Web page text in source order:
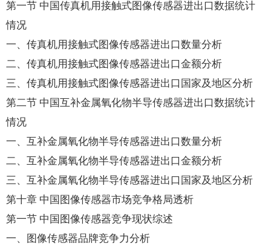
第一节 中国传真机用接触式图像传感器进出口数据统计
情况
一、传真机用接触式图像传感器进出口数量分析
二、传真机用接触式图像传感器进出口金额分析
三、传真机用接触式图像传感器进出口国家及地区分析
第二节 中国互补金属氧化物半导传感器进出口数据统计
情况
一、互补金属氧化物半导传感器进出口数量分析
二、互补金属氧化物半导传感器进出口金额分析
三、互补金属氧化物半导传感器进出口国家及地区分析
第十章 中国图像传感器市场竞争格局透析
第一节 中国图像传感器竞争现状综述
一、图像传感器品牌竞争力分析